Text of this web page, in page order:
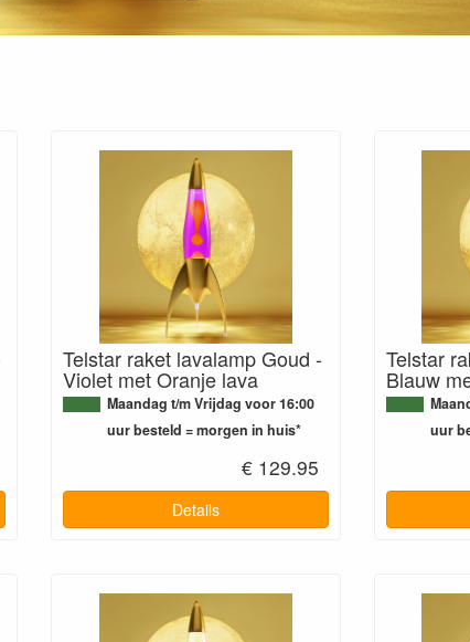
Telstar raket lavalamp Goud -
Violet met Oranje lava
Maandag t/m Vrijdag voor 16:00
uur besteld = morgen in huis*
€ 129.95
Details
Telstar
Blauw
uur